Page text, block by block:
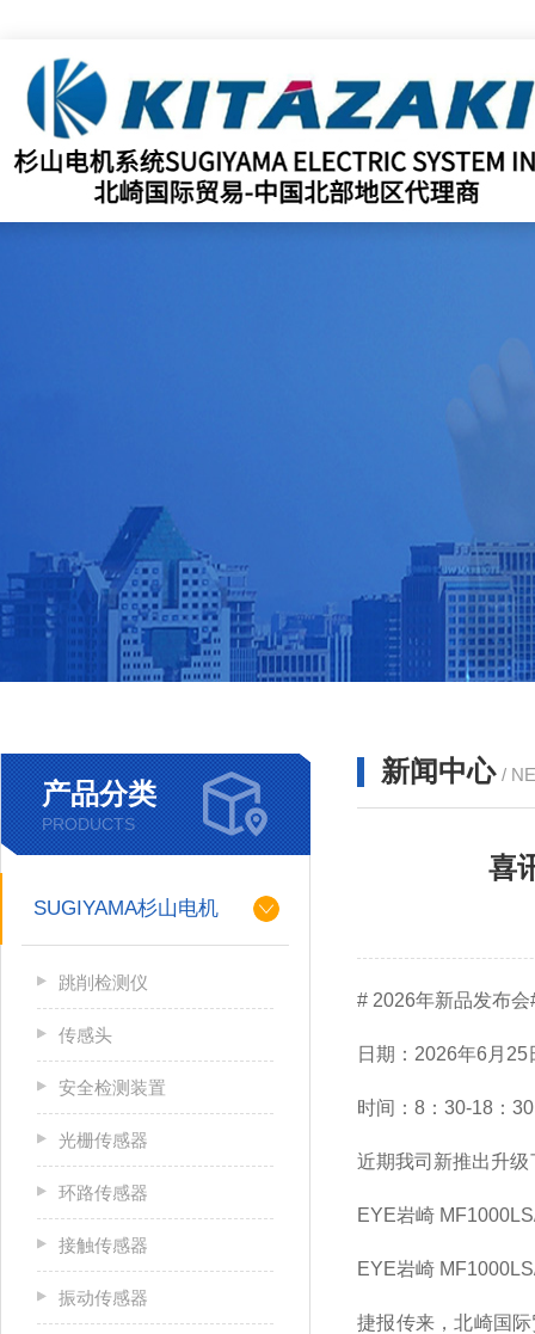
产品分类
PRODUCTS
SUGIYAMA杉山电机
跳削检测仪
传感头
安全检测装置
光栅传感器
环路传感器
接触传感器
振动传感器
新闻中心 /
喜
# 2026年新品发布会
日期：2026年6月25
时间：8：30-18：30
近期我司新推出升级
EYE岩崎
EYE岩崎
捷报传来，北崎国